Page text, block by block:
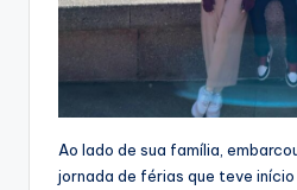
Ao lado de sua família,
jornada de férias que teve início